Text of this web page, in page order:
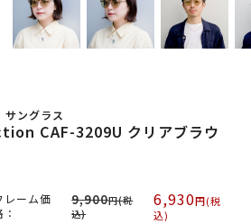
ングラス
CAF-3209U クリアブラウ
レーム価
9,900円(税
込)
6,930円(税
込)